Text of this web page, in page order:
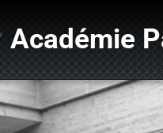
Académie